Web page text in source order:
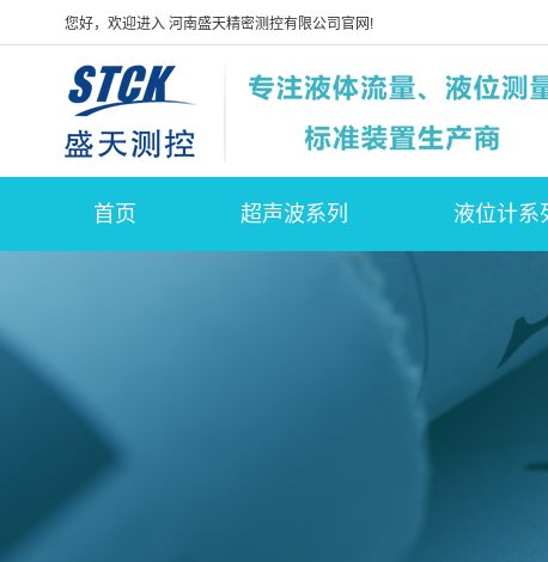
您好，欢迎进入 河南盛天精密测控有限公司官网!
首页 超声波系列 液位计系